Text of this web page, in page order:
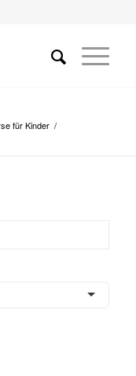
für Kinder /